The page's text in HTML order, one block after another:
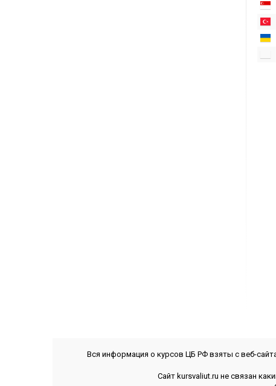
Вся информация о курсов ЦБ РФ взяты с веб-
Сайт kursvaliut.ru не связан